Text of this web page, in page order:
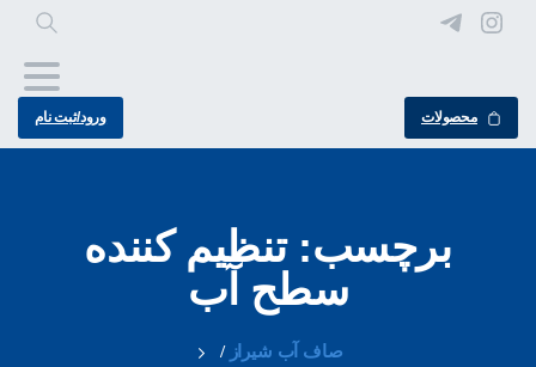
محصولات ورود/ثبت نام
برچسب: تنظیم کننده
سطح آب
صاف آب شیراز /